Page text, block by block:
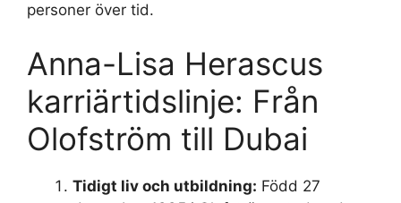
personer över tid.
Anna-Lisa Herascus
karriärtidslinje: Från
Olofström till Dubai
Tidigt liv och utbildning: Född 27